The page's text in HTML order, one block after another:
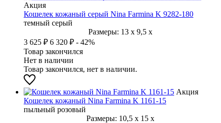
Акция
Кошелек кожаный серый Nina Farmina K 9282-180
темный серый
Размеры: 13 x 9,5 x
3 625 ₽ 6 320 ₽ - 42%
Товар закончился
Нет в наличии
Товар закончился, нет в наличии.
Акция
Кошелек кожаный Nina Farmina K 1161-15
пыльный розовый
Размеры: 10,5 x 15 x